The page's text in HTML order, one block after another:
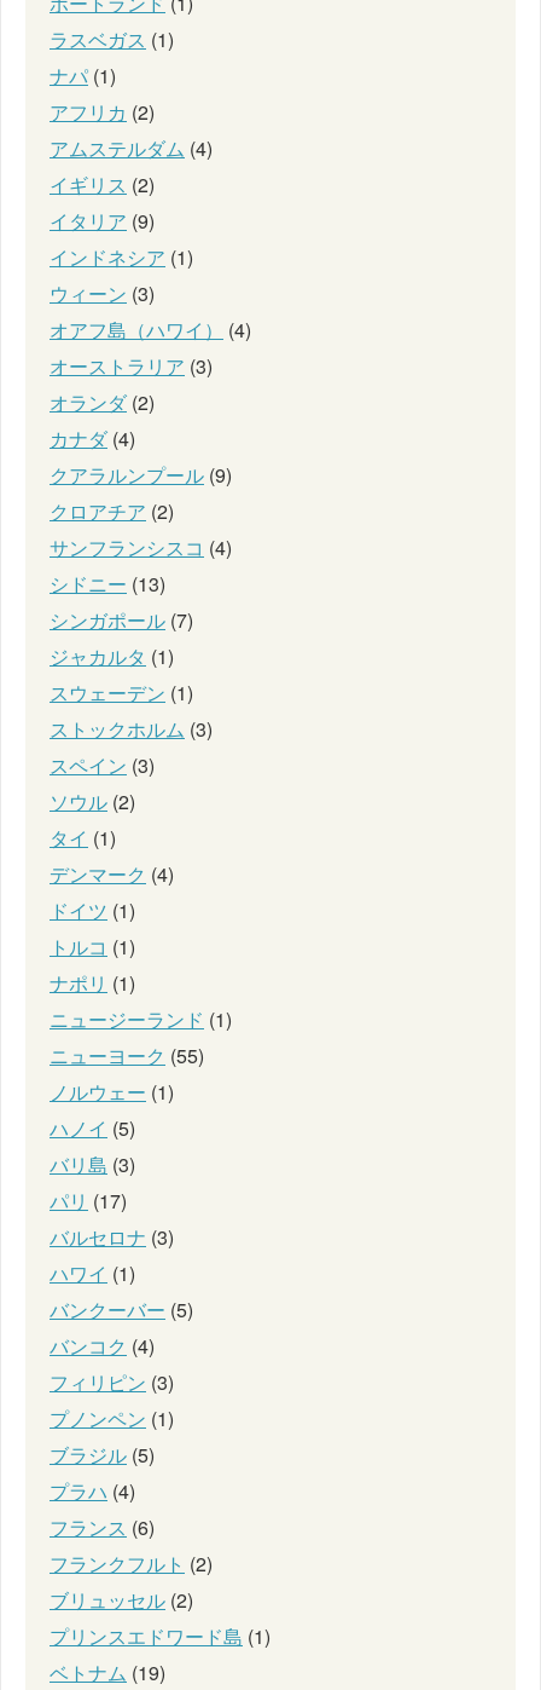
ラスベガス (1)
ナパ (1)
アフリカ (2)
アムステルダム (4)
イギリス (2)
イタリア (9)
インドネシア (1)
ウィーン (3)
オアフ島（ハワイ）
(4)
オーストラリア (3)
オランダ(2)
カナダ(4)
クアラルンプール (9)
クロアチア (2)
サンフランシスコ (4)
シドニー (13)
シンガポール (7)
ジャカルタ (1)
スウェーデン (1)
ストックホルム (3)
スペイン (3)
ソウル (2)
タイ (1)
デンマーク (4)
ドイツ (1)
トルコ (1)
ナポリ (1)
ニュージーランド (1)
ニューヨーク (55)
ノルウェー (1)
ハノイ (5)
バリ島 (3)
パリ (17)
バルセロナ (3)
ハワイ (1)
バンクーバー (5)
バンコク (4)
フィリピン (3)
プノンペン (1)
ブラジル (5)
プラハ (4)
フランス (6)
フランクフルト (2)
ブリュッセル (2)
プリンスエドワード島 (1)
ベトナム (19)